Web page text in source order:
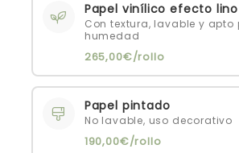
Papel vinílico efecto lino
Con textura, lavable y apto
humedad
265,00€/rollo
Papel pintado
No lavable, uso decorativo
190,00€/rollo